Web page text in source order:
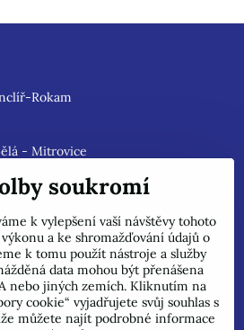
Rokam
- Mitrovice
nyní dotazy do mailu, ihned
. Reklamace prosíme pouze do mailu,
řešením.
o INTERNETOVÝ PRODEJ, na uvedené
soukromí
k vylepšení vaší návštěvy tohoto
a ke shromažďování údajů o
k tomu použít nástroje a služby
data mohou být přenášena
nebo jiných zemích. Kliknutím na
cookie“ vyjadřujete svůj souhlas s
můžete najít podrobné informace